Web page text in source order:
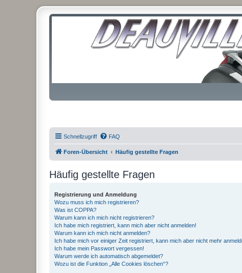
Schnellzugriff FAQ
Foren-Übersicht Häufig gestellte Fragen
Häufig gestellte Fragen
Registrierung und Anmeldung
Wozu muss ich mich registrieren?
Was ist COPPA?
Warum kann ich mich nicht registrieren?
Ich habe mich registriert, kann mich aber nicht anmelden!
Warum kann ich mich nicht anmelden?
Ich habe mich vor einiger Zeit registriert, kann mich aber nicht mehr
Ich habe mein Passwort vergessen!
Warum werde ich automatisch abgemeldet?
Wozu ist die Funktion „Alle Cookies löschen“?